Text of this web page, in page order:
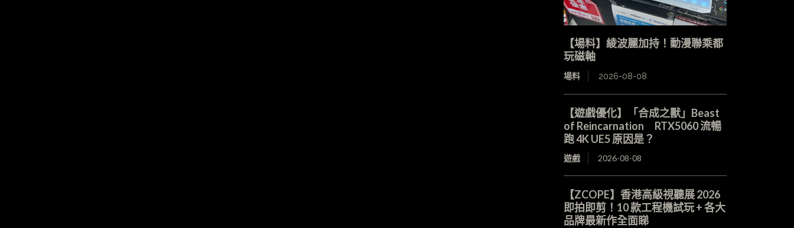
【場料】綾波麗加持！動漫聯乘都
玩磁軸
場料 2026-08-08
【遊戲優化】「合成之獸」Beast
of Reincarnation RTX5060 流暢
跑 4K UE5 原因是？
遊戲 2026-08-08
【ZCOPE】香港高級視聽展 2026
即拍即剪！10 款工程機試玩 + 各大
品牌最新作全面睇